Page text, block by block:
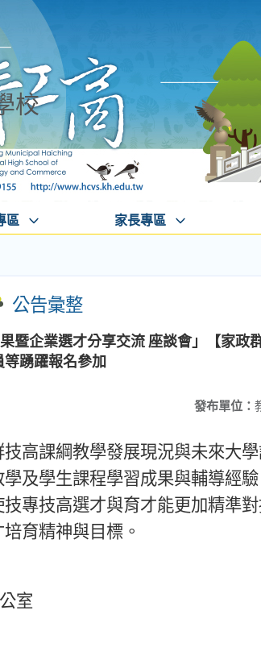
校
區 家長專區
公告彙整
暨企業選才分享交流 座談會」【家政
踴躍報名參加
發布單位：
高課綱教學發展現況與未來大
及學生課程學習成果與輔導經驗
技專技高選才與育才能更加精準
育精神與目標 。
室